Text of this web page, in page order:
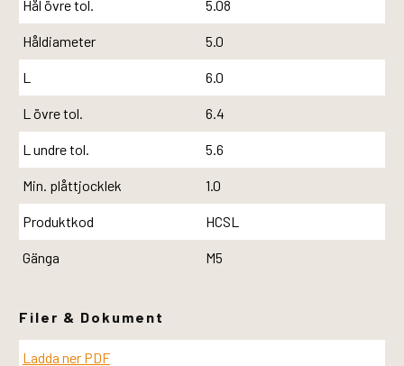
Hål övre tol. 5.08
Håldiameter 5.0
L 6.0
L övre tol. 6.4
L undre tol. 5.6
Min. plåttjocklek 1.0
Produktkod HCSL
Gänga M5
Filer & Dokument
Ladda ner PDF